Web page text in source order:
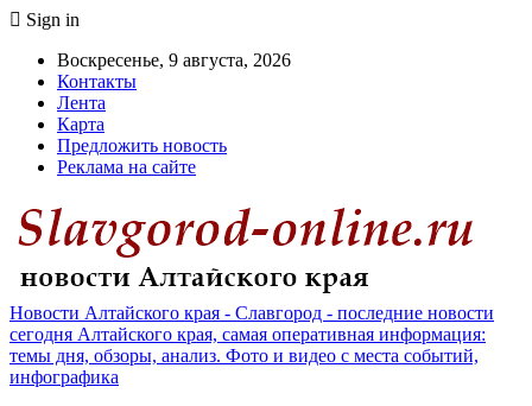
Sign in
Воскресенье, 9 августа, 2026
Контакты
Лента
Карта
Предложить новость
Реклама на сайте
Новости Алтайского края - Славгород - последние новости
сегодня Алтайского края, самая оперативная информация:
темы дня, обзоры, анализ. Фото и видео с места событий,
инфографика